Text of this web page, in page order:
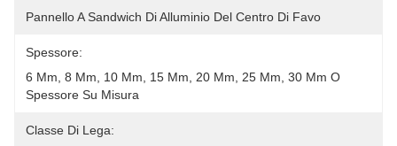
Pannello A Sandwich Di Alluminio Del Centro Di Favo
Spessore:
6 Mm, 8 Mm, 10 Mm, 15 Mm, 20 Mm, 25 Mm, 30 Mm O
Spessore Su Misura
Classe Di Lega: